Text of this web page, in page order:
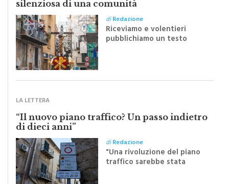
diRedazione
Riceviamo e volentieri
pubblichiamo un testo
inviato dalla scrittrice
monrealese Mariella
“Il nuovo piano traffico? Un passo indietro
di dieci anni”
"Una rivoluzione del piano
traffico sarebbe stata
efficace se preceduta da
una rivoluzione culturale"